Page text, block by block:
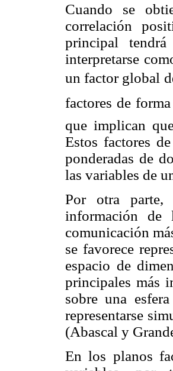
Cuando se
correlación
principal
interpretarse
un factor global
factores de
que implican
Estos factores
ponderadas de
las variables de
Por otra parte,
información de
comunicación
se favorece
espacio de
principales más
sobre una
representarse
(Abascal y
En los planos